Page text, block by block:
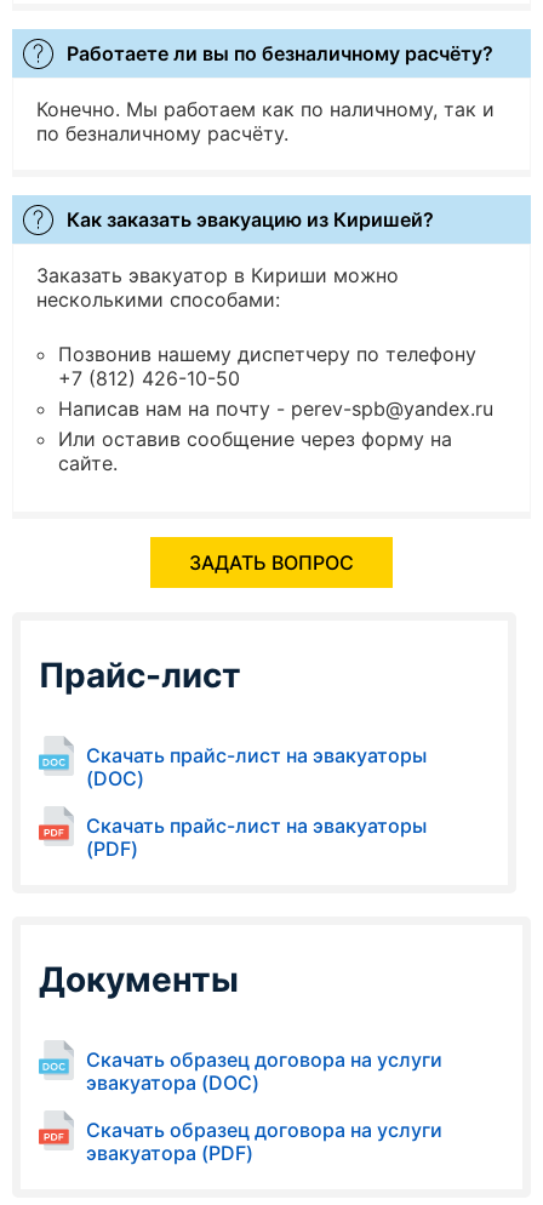
Работаете ли вы по безналичному расчёту?
Конечно. Мы работаем как по наличному, так и
по безналичному расчёту.
Как заказать эвакуацию из Киришей?
Заказать эвакуатор в Кириши можно
несколькими способами:
Позвонив нашему диспетчеру по телефону
+7 (812) 426-10-50
Написав нам на почту - perev-spb@yandex.ru
Или оставив сообщение через форму на
сайте.
ЗАДАТЬ ВОПРОС
Прайс-лист
Скачать прайс-лист на эвакуаторы
(DOC)
Скачать прайс-лист на эвакуаторы
(PDF)
Документы
Скачать образец договора на услуги
эвакуатора (DOC)
Скачать образец договора на услуги
эвакуатора (PDF)